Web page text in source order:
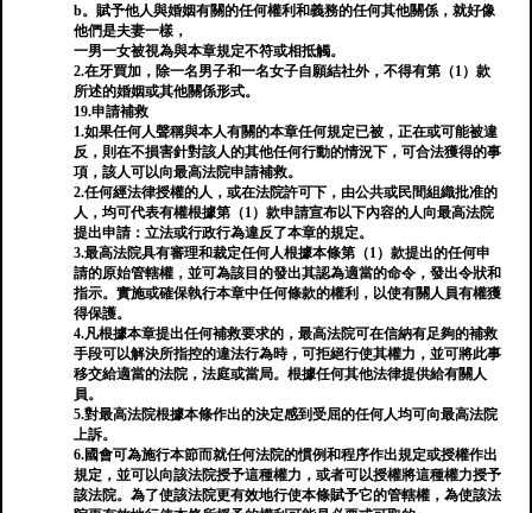
b。賦予他人與婚姻有關的任何權利和義務的任何其他關係，就好像
他們是夫妻一樣，
一男一女被視為與本章規定不符或相抵觸。
2.在牙買加，除一名男子和一名女子自願結社外，不得有第（1）款
所述的婚姻或其他關係形式。
19.申請補救
1.如果任何人聲稱與本人有關的本章任何規定已被，正在或可能被違
反，則在不損害針對該人的其他任何行動的情況下，可合法獲得的事
項，該人可以向最高法院申請補救。
2.任何經法律授權的人，或在法院許可下，由公共或民間組織批准的
人，均可代表有權根據第（1）款申請宣布以下內容的人向最高法院
提出申請：立法或行政行為違反了本章的規定。
3.最高法院具有審理和裁定任何人根據本條第（1）款提出的任何申
請的原始管轄權，並可為該目的發出其認為適當的命令，發出令狀和
指示。實施或確保執行本章中任何條款的權利，以使有關人員有權獲
得保護。
4.凡根據本章提出任何補救要求的，最高法院可在信納有足夠的補救
手段可以解決所指控的違法行為時，可拒絕行使其權力，並可將此事
移交給適當的法院，法庭或當局。根據任何其他法律提供給有關人
員。
5.對最高法院根據本條作出的決定感到受屈的任何人均可向最高法院
上訴。
6.國會可為施行本節而就任何法院的慣例和程序作出規定或授權作出
規定，並可以向該法院授予這種權力，或者可以授權將這種權力授予
該法院。為了使該法院更有效地行使本條賦予它的管轄權，為使該法